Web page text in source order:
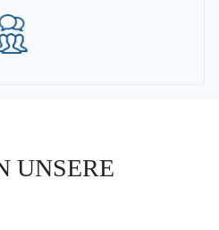
UNSERE